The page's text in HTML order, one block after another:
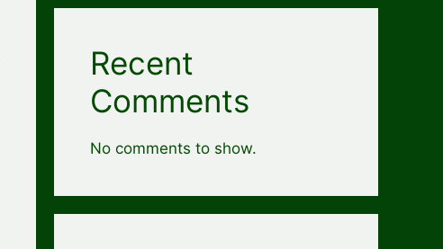
Recent
Comments
No comments to show.